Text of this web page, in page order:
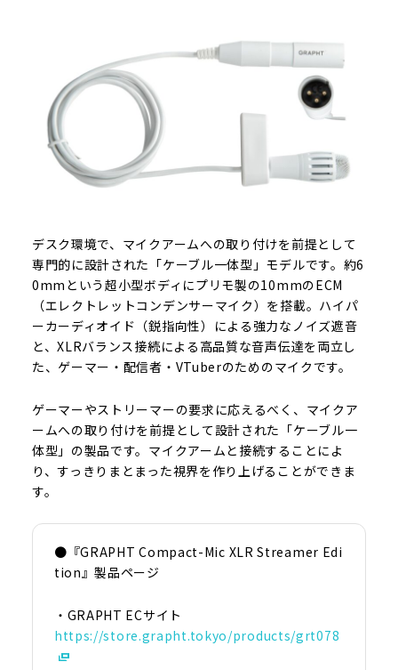
デスク環境で、マイクアームへの取り付けを前提として
専門的に設計された「ケーブル一体型」モデルです。約6
0mmという超小型ボディにプリモ製の10mmのECM
（エレクトレットコンデンサーマイク）を搭載。ハイパ
ーカーディオイド（鋭指向性）による強力なノイズ遮音
と、XLRバランス接続による高品質な音声伝達を両立し
た、ゲーマー・配信者・VTuberのためのマイクです。
ゲーマーやストリーマーの要求に応えるべく、マイクア
ームへの取り付けを前提として設計された「ケーブル一
体型」の製品です。マイクアームと接続することによ
り、すっきりまとまった視界を作り上げることができま
す。
●『GRAPHT Compact-Mic XLR Streamer Edi
tion』製品ページ
・GRAPHT ECサイト
https://store.grapht.tokyo/products/grt078